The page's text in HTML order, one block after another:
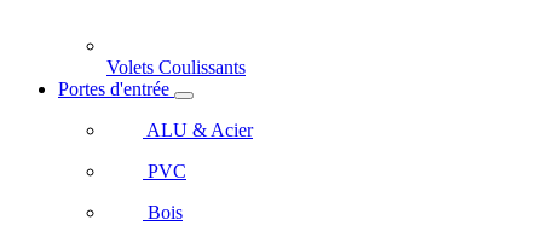
Volets Coulissants
Portes d'entrée
ALU & Acier
PVC
Bois